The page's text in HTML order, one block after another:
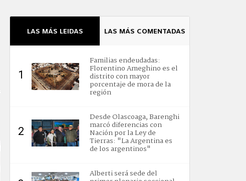
LAS MÁS LEIDAS LAS MÁS COMENTADAS
1
Familias endeudadas:
Florentino Ameghino es el
distrito con mayor
porcentaje de mora de la
región
2
Desde Olascoaga, Barenghi
marcó diferencias con
Nación por la Ley de
Tierras: "La Argentina es
de los argentinos"
Alberti será sede del